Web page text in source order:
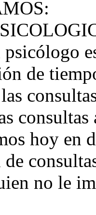
de
hoy en
no le